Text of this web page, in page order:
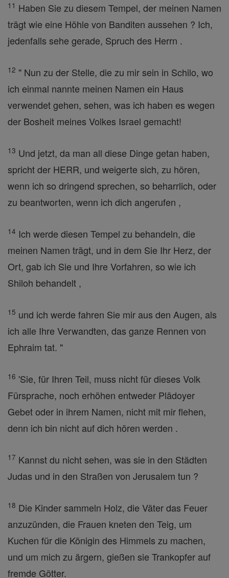
11 Haben Sie zu diesem Tempel, der meinen Namen
trägt wie eine Höhle von Banditen aussehen ? Ich,
jedenfalls sehe gerade, Spruch des Herrn .
12 " Nun zu der Stelle, die zu mir sein in Schilo, wo
ich einmal nannte meinen Namen ein Haus
verwendet gehen, sehen, was ich haben es wegen
der Bosheit meines Volkes Israel gemacht!
13 Und jetzt, da man all diese Dinge getan haben,
spricht der HERR, und weigerte sich, zu hören,
wenn ich so dringend sprechen, so beharrlich, oder
zu beantworten, wenn ich dich angerufen ,
14 Ich werde diesen Tempel zu behandeln, die
meinen Namen trägt, und in dem Sie Ihr Herz, der
Ort, gab ich Sie und Ihre Vorfahren, so wie ich
Shiloh behandelt ,
15 und ich werde fahren Sie mir aus den Augen, als
ich alle Ihre Verwandten, das ganze Rennen von
Ephraim tat. "
16 'Sie, für Ihren Teil, muss nicht für dieses Volk
Fürsprache, noch erhöhen entweder Plädoyer
Gebet oder in ihrem Namen, nicht mit mir flehen,
denn ich bin nicht auf dich hören werden .
17 Kannst du nicht sehen, was sie in den Städten
Judas und in den Straßen von Jerusalem tun ?
18 Die Kinder sammeln Holz, die Väter das Feuer
anzuzünden, die Frauen kneten den Teig, um
Kuchen für die Königin des Himmels zu machen,
und um mich zu ärgern, gießen sie Trankopfer auf
fremde Götter.